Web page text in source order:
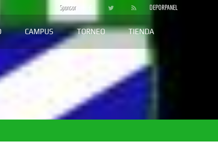
Sponsor DEPORPANEL
CAMPUS TORNEO TIENDA